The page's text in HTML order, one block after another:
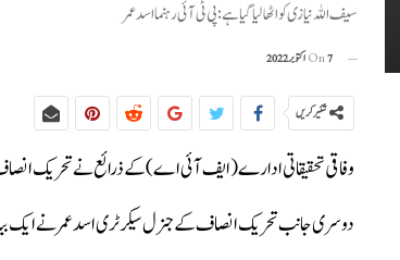
سیف اللہ نیازی کو اٹھا لیا گیا ہے: پی ٹی آئی رہنما اسد عمر
On7 اکتوبر 2022
شئیر کریں
وفاقی تحقیقاتی ادارے (ایف آئی اے) کے ذرائع نے تحریک
دوسری جانب تحریک انصاف کےجنرل سیکرٹری اسد عمر نے ایک بیان